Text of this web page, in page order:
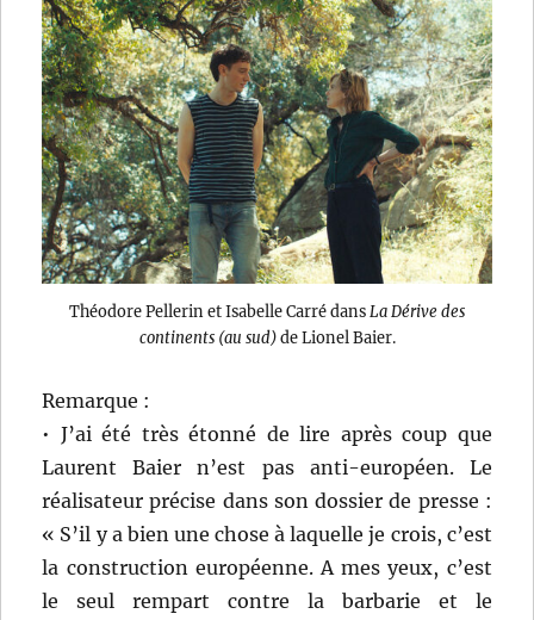
Théodore Pellerin et Isabelle Carré dans La Dérive des
continents (au sud)de Lionel Baier.
Remarque :
• J’ai été très étonné de lire après coup que
Laurent Baier n’est pas anti-européen. Le
réalisateur précise dans son dossier de presse :
« S’il y a bien une chose à laquelle je crois, c’est
la construction européenne. A mes yeux, c’est
le seul rempart contre la barbarie et le